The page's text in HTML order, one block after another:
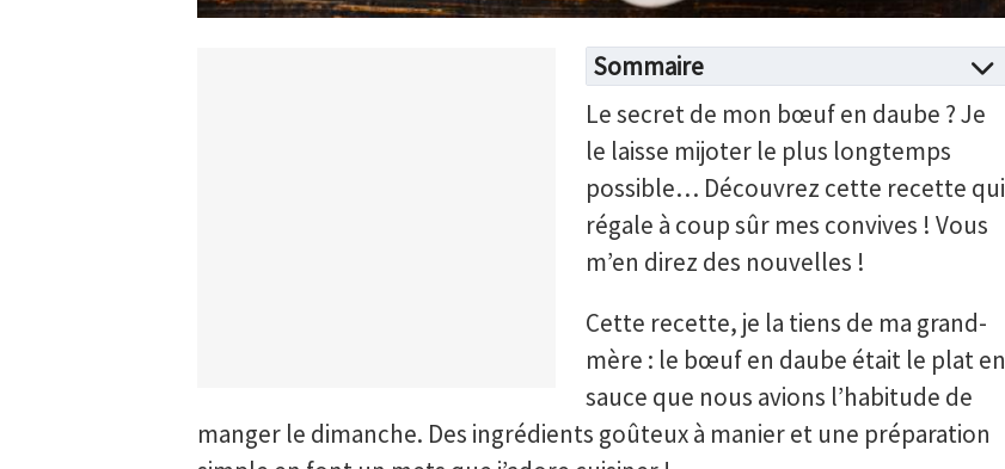
Sommaire
Le secret de mon bœuf en daube ? Je
le laisse mijoter le plus longtemps
possible… Découvrez cette recette qui
régale à coup sûr mes convives ! Vous
m’en direz des nouvelles !
Cette recette, je la tiens de ma grand-
mère : le bœuf en daube était le plat en
sauce que nous avions l’habitude de
manger le dimanche. Des ingrédients goûteux à manier et une préparation